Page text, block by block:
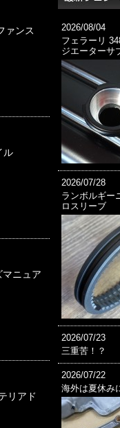
ァンス
ル
ニュア
リアド
2026/08/04
フェラーリ
ジエーターサ
2026/07/28
ランボルギー
ロスリーブ
2026/07/23
三重苦！？
2026/07/22
海外は夏休み